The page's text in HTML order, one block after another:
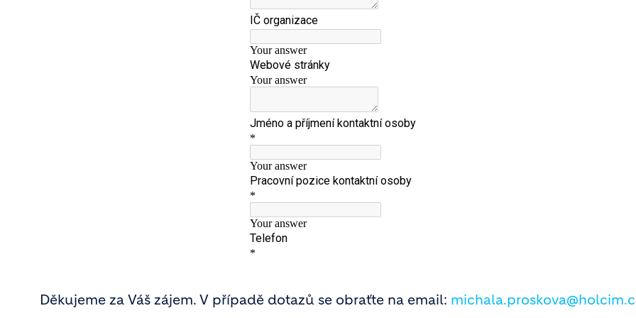
Děkujeme za Váš zájem. V případě dotazů se obraťte na email: